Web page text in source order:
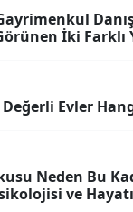
İki Farklı
Değerli Evler
Neden Bu
ve